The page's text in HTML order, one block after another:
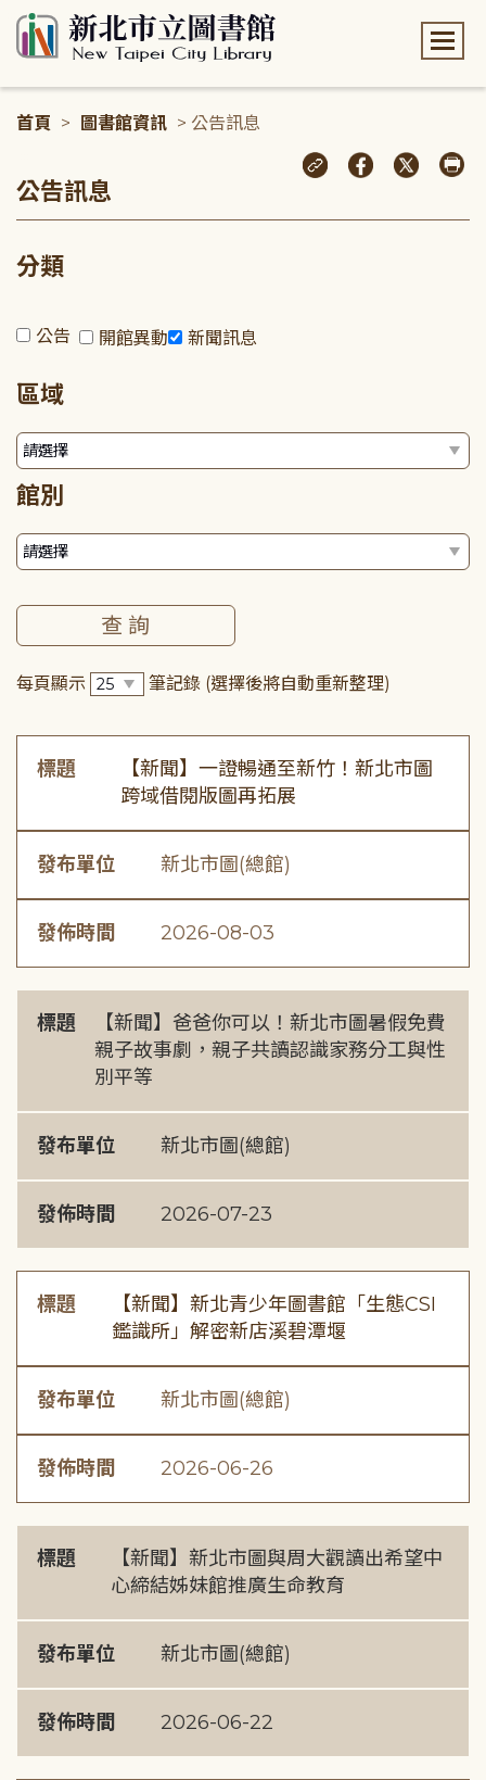
首頁 > 圖書館資訊 > 公告訊息
公告訊息
分類
公告 開館異動 新聞訊息
區域
館別
每頁顯示 筆記錄 (選擇後將自動重新整理)
標題
【新聞】一證暢通至新竹！新北市圖
跨域借閱版圖再拓展
發布單位 新北市圖(總館)
發佈時間 2026-08-03
標題
【新聞】爸爸你可以！新北市圖暑假免費
親子故事劇，親子共讀認識家務分工與性
別平等
發布單位 新北市圖(總館)
發佈時間 2026-07-23
標題
【新聞】新北青少年圖書館「生態CSI
鑑識所」解密新店溪碧潭堰
發布單位 新北市圖(總館)
發佈時間 2026-06-26
標題
【新聞】新北市圖與周大觀讀出希望中
心締結姊妹館推廣生命教育
發布單位 新北市圖(總館)
發佈時間 2026-06-22